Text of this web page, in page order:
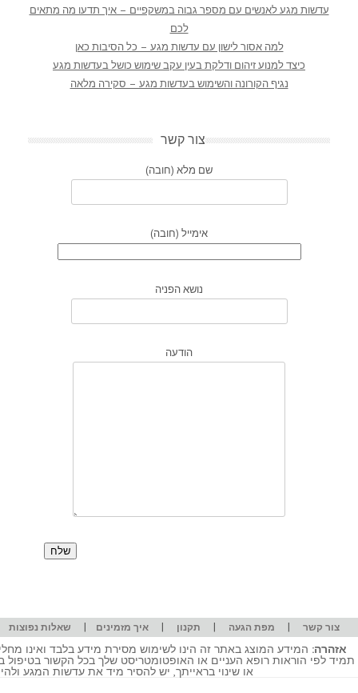
עדשות מגע לאנשים עם מספר גבוה במשקפיים – איך תדעו מה מתאים
לכם
למה אסור לישון עם עדשות מגע – כל הסיבות כאן
כיצד למנוע זיהום ודלקת בעין עקב שימוש כושל בעדשות מגע
נגיף הקורונה והשימוש בעדשות מגע – סקירה מלאה
צור קשר
שם מלא (חובה)
אימייל (חובה)
נושא הפניה
הודעה
צור קשר | מפת הגעה | תקנון |איך מזמינים | שאלות נפוצות
אזהרה: המידע המוצג באתר זה הינו לשימוש מסירת מידע בלבד ואינו
תמיד לפי הוראות רופא העניים או האופטומטריסט שלך בכל הקשור
או שינוי בראייתך, יש להסיר מיד את עדשות המגע